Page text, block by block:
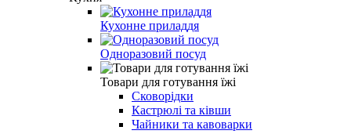
Кухонне приладдя
Одноразовий посуд
Товари для готування їжі
Сковорідки
Кастрюлі та ківши
Чайники та кавоварки